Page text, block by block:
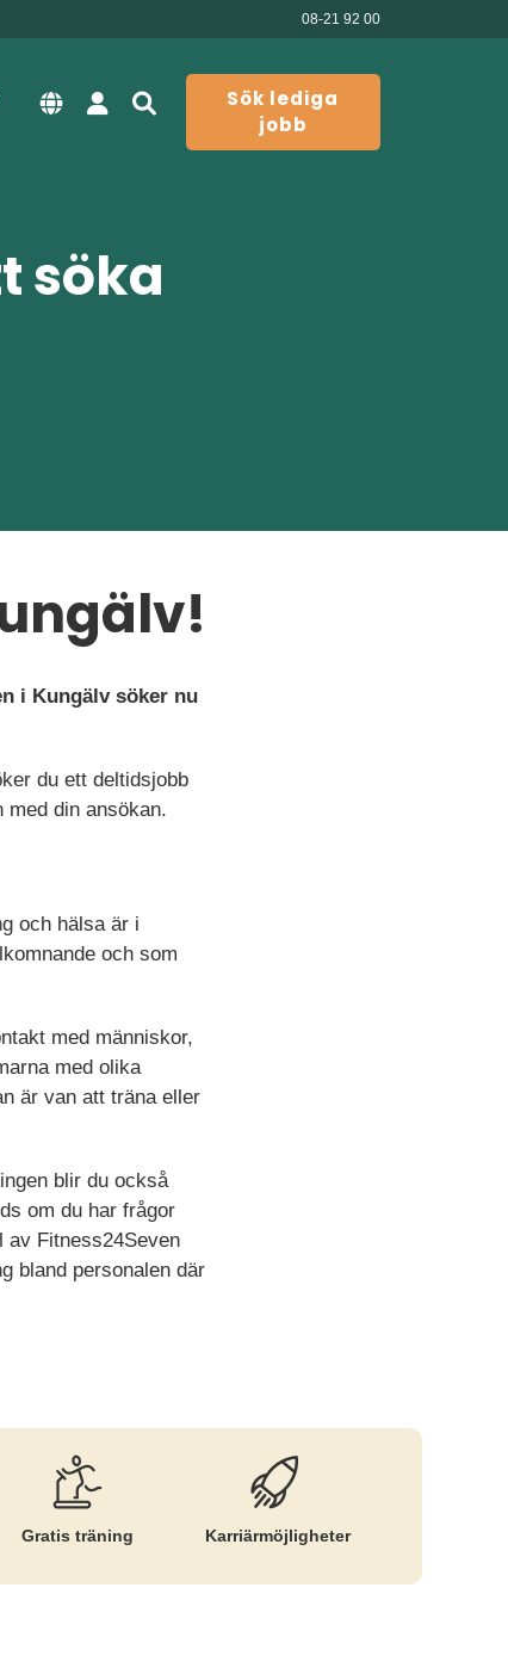
08-21 92 00
Sök lediga
jobb
söka
i Kungälv söker nu
du ett deltidsjobb
din ansökan.
och hälsa är i
och som
med människor,
med olika
är van att träna eller
blir du också
om du har frågor
av Fitness24Seven
bland personalen där
Gratis träning Karriär­möjligheter